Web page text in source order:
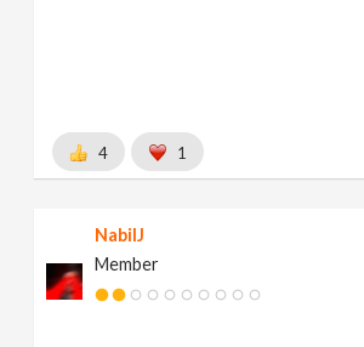
4 1
NabilJ
Member